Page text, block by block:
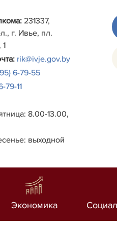
231337,
г. Ивье, пл.
rik@ivje.gov.by
6-79-55
79-11
8.00-13.00,
выходной
Экономика